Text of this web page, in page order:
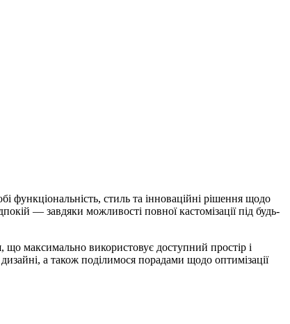
функціональність, стиль та інноваційні рішення щодо
— завдяки можливості повної кастомізації під будь-
що максимально використовує доступний простір і
а також поділимося порадами щодо оптимізації